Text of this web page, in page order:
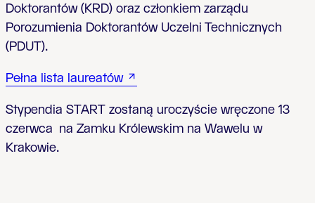
Doktorantów (KRD) oraz członkiem zarządu
Porozumienia Doktorantów Uczelni Technicznych
(PDUT).
Pełna lista laureatów
Stypendia START zostaną uroczyście wręczone 13
czerwca na Zamku Królewskim na Wawelu w
Krakowie.